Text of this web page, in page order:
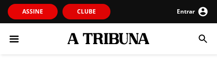
ASSINE CLUBE Entrar